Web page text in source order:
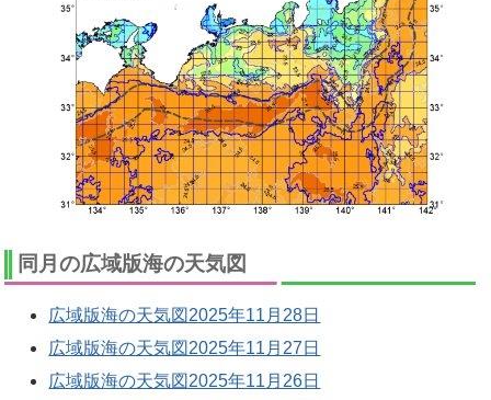
同月の広域版海の天気図
広域版海の天気図2025年11月28日
広域版海の天気図2025年11月27日
広域版海の天気図2025年11月26日